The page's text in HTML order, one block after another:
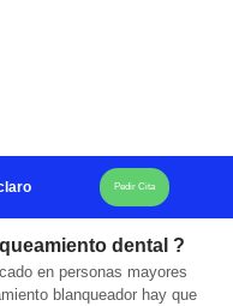
Pedir Cita
dental ?
en personas mayores
blanqueador hay que